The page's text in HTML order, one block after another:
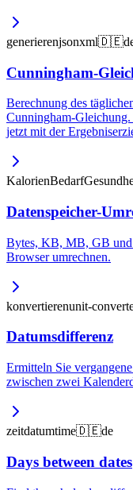
generierenjsonxml🇩🇪
Cunningham-
Berechnung des
Cunningham-
jetzt mit der
KalorienBedarf
Datenspeicher-
Bytes, KB, MB, GB
Browser umrechnen.
konvertierenunit-
Datumsdifferenz
Ermitteln Sie
zwischen zwei
zeitdatumtime🇩🇪de
Days between dates